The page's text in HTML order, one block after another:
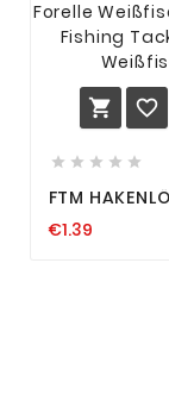
 
    
FTM
WEISSFISCH
€1.39